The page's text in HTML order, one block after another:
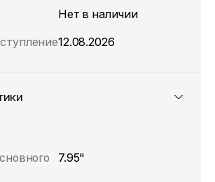
Нет в наличии
12.08.2026
7.95"